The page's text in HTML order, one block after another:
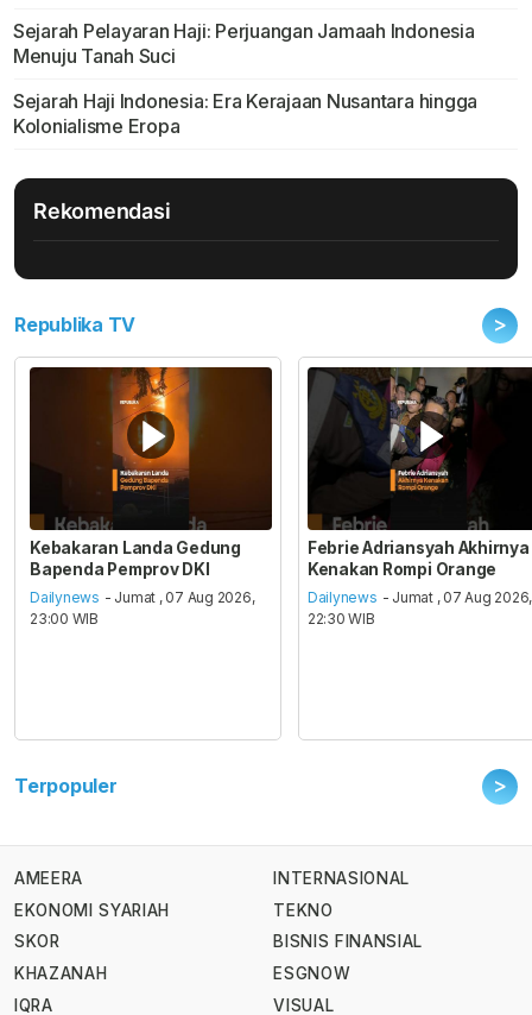
Sejarah Pelayaran Haji: Perjuangan Jamaah Indonesia
Menuju Tanah Suci
Sejarah Haji Indonesia: Era Kerajaan Nusantara hingga
Kolonialisme Eropa
Rekomendasi
Republika TV >
Kebakaran Landa Gedung
Bapenda Pemprov DKI
Dailynews - Jumat , 07 Aug 2026,
23:00 WIB
Febrie Adriansyah Akhirnya
Kenakan Rompi Orange
Dailynews - Jumat , 07 Aug 2026,
22:30 WIB
Terpopuler >
AMEERA
EKONOMI SYARIAH
SKOR
KHAZANAH
IQRA
INTERNASIONAL
TEKNO
BISNIS FINANSIAL
ESGNOW
VISUAL